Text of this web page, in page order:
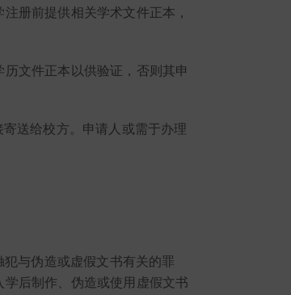
册前提供相关学术文件正本，
文件正本以供验证，否则其申
送给校方。申请人或需于办理
与伪造或虚假文书有关的罪
后制作、伪造或使用虚假文书